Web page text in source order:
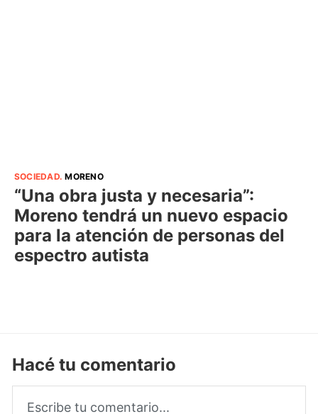
SOCIEDAD.MORENO
“Una obra justa y necesaria”:
Moreno tendrá un nuevo espacio
para la atención de personas del
espectro autista
Hacé tu comentario